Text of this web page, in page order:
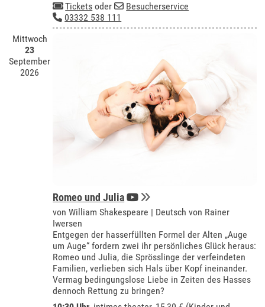
Tickets oder
Besucherservice
03332 538 111
Mittwoch
23
September
2026
Romeo und Julia
von William Shakespeare | Deutsch von Rainer
Iwersen
Entgegen der hasserfüllten Formel der Alten „Auge
um Auge“ fordern zwei ihr persönliches Glück heraus:
Romeo und Julia, die Sprösslinge der verfeindeten
Familien, verlieben sich Hals über Kopf ineinander.
Vermag bedingungslose Liebe in Zeiten des Hasses
dennoch Rettung zu bringen?